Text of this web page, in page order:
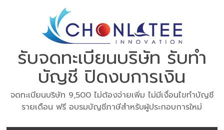
รับจดทะเบียนบริษัท รับทำ
บัญชี ปิดงบการเงิน
จดทะเบียนบริษัท 9,500 ไม่ต้องจ่ายเพิ่ม ไม่มีเงื่อนไขทำบัญชี
รายเดือน ฟรี อบรมบัญชีภาษีสำหรับผู้ประกอบการใหม่